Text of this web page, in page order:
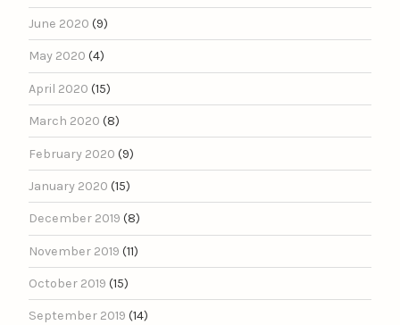
June 2020 (9)
May 2020 (4)
April 2020 (15)
March 2020 (8)
February 2020 (9)
January 2020 (15)
December 2019 (8)
November 2019 (11)
October 2019 (15)
September 2019 (14)